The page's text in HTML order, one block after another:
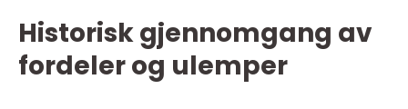
Historisk gjennomgang av
fordeler og ulemper